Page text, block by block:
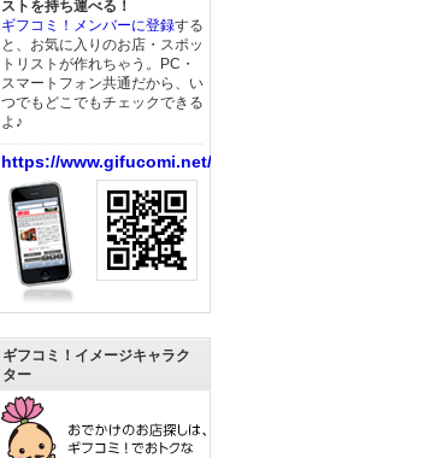
ストを持ち運べる！
ギフコミ！メンバーに登録する
と、お気に入りのお店・スポッ
トリストが作れちゃう。PC・
スマートフォン共通だから、い
つでもどこでもチェックできる
よ♪
https://www.gifucomi.net/
ギフコミ！イメージキャラク
ター